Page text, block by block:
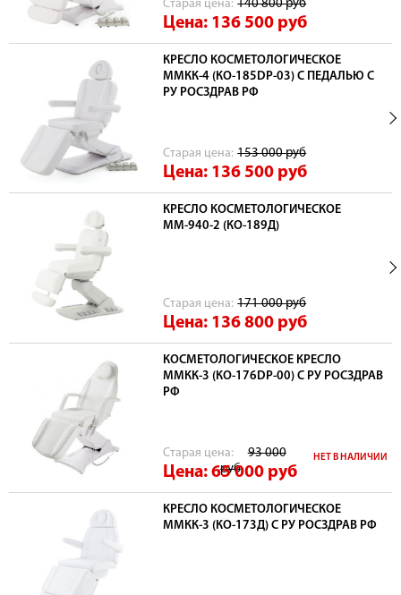
Cтарая цена: 140 800руб
Цена: 136 500 руб
КРЕСЛО КОСМЕТОЛОГИЧЕСКОЕ
ММКК-4 (КО-185DP-03) С ПЕДАЛЬЮ С
РУ РОСЗДРАВ РФ
Cтарая цена: 153 000руб
Цена: 136 500 руб
КРЕСЛО КОСМЕТОЛОГИЧЕСКОЕ
ММ-940-2 (КО-189Д)
Cтарая цена: 171 000руб
Цена: 136 800 руб
КОСМЕТОЛОГИЧЕСКОЕ КРЕСЛО
ММКК-3 (КО-176DP-00) С РУ РОСЗДРАВ
РФ
Cтарая цена:
93 000
руб
Цена: 65 000 руб
НЕТ В НАЛИЧИИ
КРЕСЛО КОСМЕТОЛОГИЧЕСКОЕ
ММКК-3 (КО-173Д) С РУ РОСЗДРАВ РФ